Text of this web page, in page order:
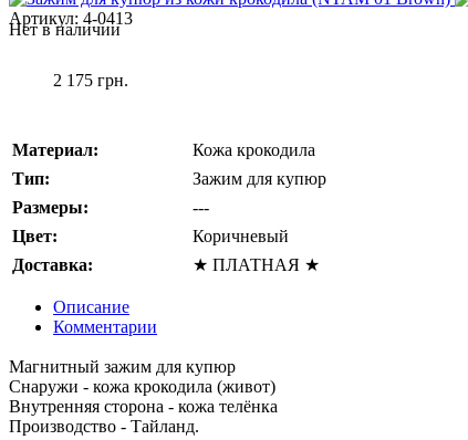
Артикул: 4-0413
Нет в наличии
2 175 грн.
Материал:
Кожа крокодила
Тип:
Зажим для купюр
Размеры:
---
Цвет:
Коричневый
Доставка:
★ ПЛАТНАЯ ★
Описание
Комментарии
Магнитный зажим для купюр
Снаружи - кожа крокодила (живот)
Внутренняя сторона - кожа телёнка
Производство - Тайланд.